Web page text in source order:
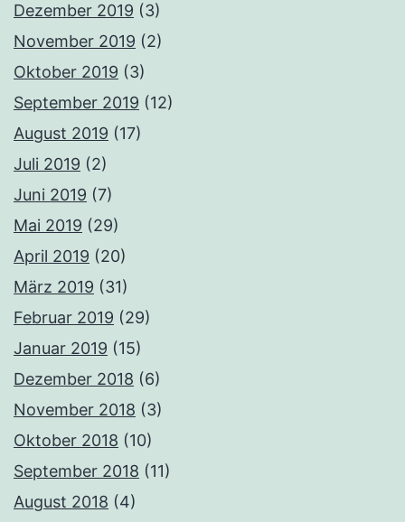
Dezember 2019 (3)
November 2019 (2)
Oktober 2019 (3)
September 2019 (12)
August 2019 (17)
Juli 2019 (2)
Juni 2019 (7)
Mai 2019 (29)
April 2019 (20)
März 2019 (31)
Februar 2019 (29)
Januar 2019 (15)
Dezember 2018 (6)
November 2018 (3)
Oktober 2018 (10)
September 2018 (11)
August 2018 (4)